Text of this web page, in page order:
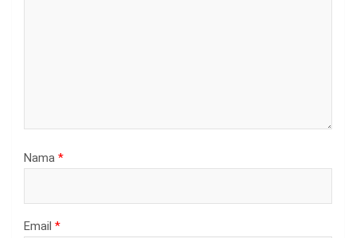
Nama *
Email *